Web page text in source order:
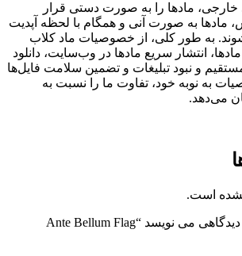
خارجی، مادها را به صورت دستی قرار
مادها به صورت آنی و همگام با لحظه آپدیت
به طور کلی، از خصوصیات ماد کلاب
انتشار سریع مادها در وب‌سایت، دانلود
و نبود تبلیغات و تضمین سلامت فایل‌ها
به نوبه خود، تفاوت ما را نسبت به
می‌دهد.
است.
اولین کسی باشید که دیدگاهی می نویسد “Ante Bellum Flag